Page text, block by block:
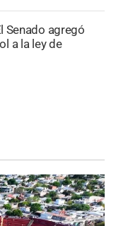
Senado agregó
a la ley de